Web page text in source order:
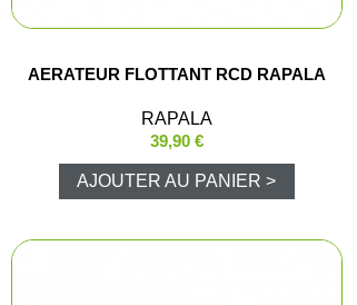
AERATEUR FLOTTANT RCD RAPALA
RAPALA
39,90 €
AJOUTER AU PANIER >